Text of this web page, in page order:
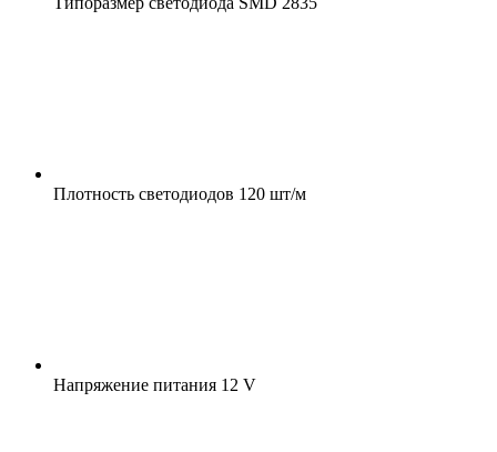
Плотность светодиодов 120 шт/м
Напряжение питания 12 V